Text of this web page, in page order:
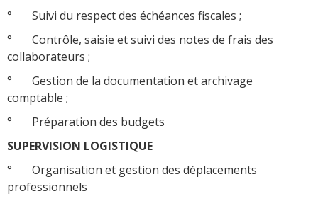
° Suivi du respect des échéances fiscales ;
° Contrôle, saisie et suivi des notes de frais des
collaborateurs ;
° Gestion de la documentation et archivage
comptable ;
° Préparation des budgets
SUPERVISION LOGISTIQUE
° Organisation et gestion des déplacements
professionnels